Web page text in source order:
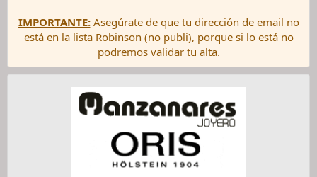
IMPORTANTE:Asegúrate de que tu dirección de email no
está en la lista Robinson (no publi), porque si lo está no
podremos validar tu alta.